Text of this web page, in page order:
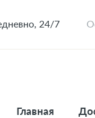
24/7
Главная